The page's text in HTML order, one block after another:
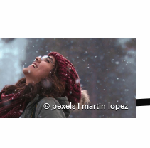
© pexels I martin lopez